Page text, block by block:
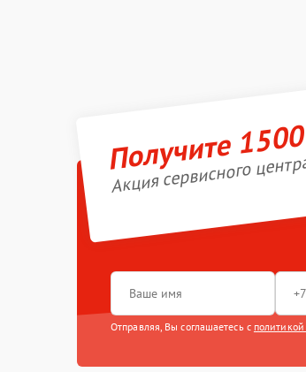
Получите
Акция сервисного
Отправляя, Вы соглашаетесь с